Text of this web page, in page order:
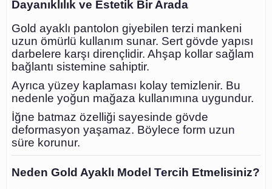
Dayanıklılık ve Estetik Bir Arada
Gold ayaklı pantolon giyebilen terzi mankeni
uzun ömürlü kullanım sunar. Sert gövde yapısı
darbelere karşı dirençlidir. Ahşap kollar sağlam
bağlantı sistemine sahiptir.
Ayrıca yüzey kaplaması kolay temizlenir. Bu
nedenle yoğun mağaza kullanımına uygundur.
İğne batmaz özelliği sayesinde gövde
deformasyon yaşamaz. Böylece form uzun
süre korunur.
Neden Gold Ayaklı Model Tercih Etmelisiniz?